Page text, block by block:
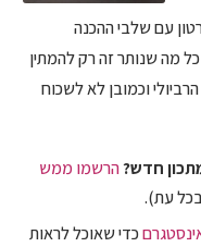
עם שלבי ההכנה
להכין) ולכם כל מה שנותר זה רק להמתין
וכמובן לא לשכוח
חדש?הרשמו ממש
עת).
כדי שאוכל לראות